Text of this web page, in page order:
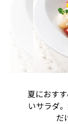
夏におす
いサラダ
だ